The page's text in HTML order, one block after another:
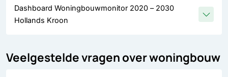
Dashboard Woningbouwmonitor 2020 – 2030
Hollands Kroon
Veelgestelde vragen over woningbouw